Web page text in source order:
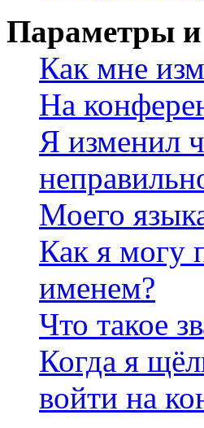
Параметры и
Как мне
На
Я изменил
Моего
Как я могу
именем?
Что такое
Когда я
войти на